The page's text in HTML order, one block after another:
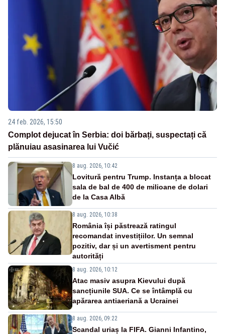
24 feb. 2026, 15:50
Complot dejucat în Serbia: doi bărbați, suspectați că
plănuiau asasinarea lui Vučić
8 aug. 2026, 10:42
Lovitură pentru Trump. Instanța a blocat
sala de bal de 400 de milioane de dolari
de la Casa Albă
8 aug. 2026, 10:38
România își păstrează ratingul
recomandat investițiilor. Un semnal
pozitiv, dar și un avertisment pentru
autorități
8 aug. 2026, 10:12
Atac masiv asupra Kievului după
sancțiunile SUA. Ce se întâmplă cu
apărarea antiaeriană a Ucrainei
8 aug. 2026, 09:22
Scandal uriaș la FIFA. Gianni Infantino,